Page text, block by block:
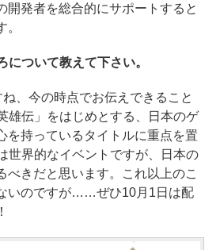
開発者を総合的にサポートすると
について教えて下さい。
ね、今の時点でお伝えできること
雄伝」をはじめとする、日本のゲ
を持っているタイトルに重点を置
世界的なイベントですが、日本の
べきだと思います。これ以上のこ
いのですが……ぜひ10月1日は配